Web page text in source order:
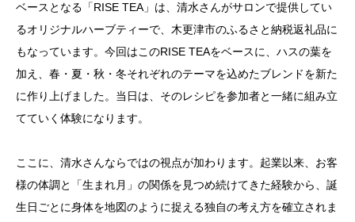
ベースとなる「RISE TEA」は、清水さんがサロンで提供してい
るオリジナルハーブティーで、木更津市のふるさと納税返礼品に
もなっています。今回はこのRISE TEAをベースに、ハスの葉を
加え、春・夏・秋・冬それぞれのテーマを込めたブレンドを新た
に作り上げました。当日は、そのレシピを参加者と一緒に組み立
てていく体験になります。
ここに、清水さんならではの視点が加わります。起業以来、お客
様の体調と「生まれ月」の関係を見つめ続けてきた経験から、誕
生日ごとに身体を地図のように捉える独自の考え方を確立されま